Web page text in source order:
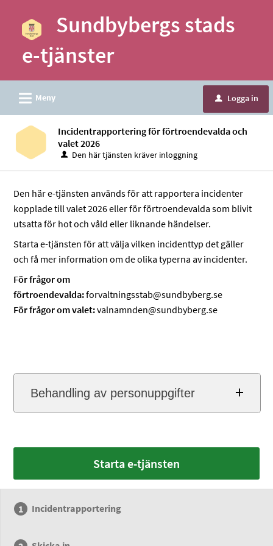
tjänster
Sundbybergs
Sundbybergs stads
e-tjänster
L Meny u Logga in
Incidentrapportering för förtroendevalda och
valet 2026
Den här tjänsten kräver inloggning
Den här e-tjänsten används för att rapportera incidenter
kopplade till valet 2026 eller för förtroendevalda som blivit
utsatta för hot och våld eller liknande händelser.
Starta e-tjänsten för att välja vilken incidenttyp det gäller
och få mer information om de olika typerna av incidenter.
För frågor om
förtroendevalda:forvaltningsstab@sundbyberg.se
För frågor om valet:valnamnden@sundbyberg.se
Behandling av personuppgifter
Starta e-tjänsten
Incidentrapportering